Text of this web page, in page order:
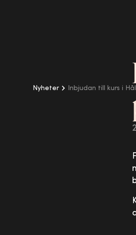
Nyheter Inbjudan till kurs i